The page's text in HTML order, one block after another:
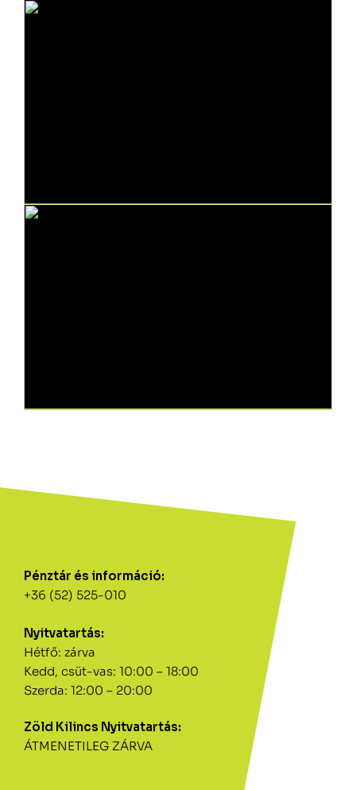
Pénztár és információ:
+36 (52) 525-010
Nyitvatartás:
Hétfő: zárva
Kedd, csüt-vas: 10:00 – 18:00
Szerda: 12:00 – 20:00
Zöld Kilincs Nyitvatartás:
ÁTMENETILEG ZÁRVA